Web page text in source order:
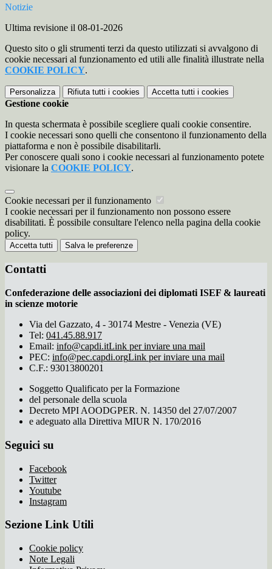
Notizie
Ultima revisione il 08-01-2026
Questo sito o gli strumenti terzi da questo utilizzati si avvalgono di
cookie necessari al funzionamento ed utili alle finalità illustrate nella
COOKIE POLICY.
Personalizza Rifiuta tutti i cookies Accetta tutti i cookies
Gestione cookie
In questa schermata è possibile scegliere quali cookie consentire.
I cookie necessari sono quelli che consentono il funzionamento della
piattaforma e non è possibile disabilitarli.
Per conoscere quali sono i cookie necessari al funzionamento potete
visionare la COOKIE POLICY.
Cookie necessari per il funzionamento
I cookie necessari per il funzionamento non possono essere
disabilitati. È possibile consultare l'elenco nella pagina della cookie
policy.
Accetta tutti Salva le preferenze
Contatti
Confederazione delle associazioni dei diplomati ISEF & laureati
in scienze motorie
Via del Gazzato, 4 - 30174 Mestre - Venezia (VE)
Tel: 041.45.88.917
Email: info@capdi.itLink per inviare una mail
PEC: info@pec.capdi.orgLink per inviare una mail
C.F.: 93013800201
Soggetto Qualificato per la Formazione
del personale della scuola
Decreto MPI AOODGPER. N. 14350 del 27/07/2007
e adeguato alla Direttiva MIUR N. 170/2016
Seguici su
Facebook
Twitter
Youtube
Instagram
Sezione Link Utili
Cookie policy
Note Legali